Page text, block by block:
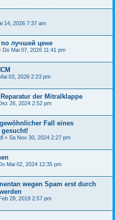
14, 2026 7:37 am
по лучшей цене
Do Mai 07, 2026 11:41 pm
03, 2026 2:23 pm
der Mitralklappe
26, 2024 2:52 pm
Fall eines
« Sa Nov 30, 2024 2:27 pm
Mai 02, 2024 12:35 pm
wegen Spam erst durch
28, 2019 2:57 pm